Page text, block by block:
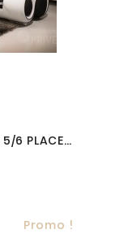
6 PLACES
GAUCHE -
Promo !